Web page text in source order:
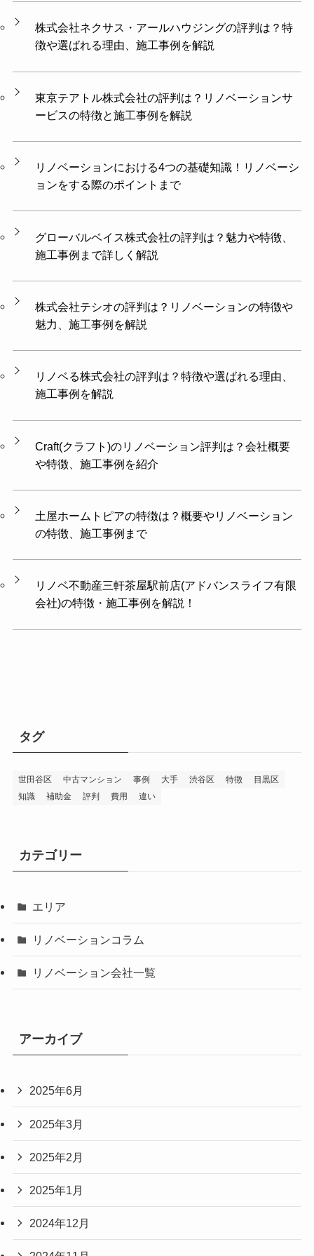
株式会社ネクサス・アールハウジングの評判は？特
徴や選ばれる理由、施工事例を解説
東京テアトル株式会社の評判は？リノベーションサ
ービスの特徴と施工事例を解説
リノベーションにおける4つの基礎知識！リノベーシ
ョンをする際のポイントまで
グローバルベイス株式会社の評判は？魅力や特徴、
施工事例まで詳しく解説
株式会社テシオの評判は？リノベーションの特徴や
魅力、施工事例を解説
リノベる株式会社の評判は？特徴や選ばれる理由、
施工事例を解説
Craft(クラフト)のリノベーション評判は？会社概要
や特徴、施工事例を紹介
土屋ホームトピアの特徴は？概要やリノベーション
の特徴、施工事例まで
リノベ不動産三軒茶屋駅前店(アドバンスライフ有限
会社)の特徴・施工事例を解説！
タグ
世田谷区 中古マンション 事例 大手 渋谷区 特徴
目黒区
知識
補助金 評判 費用 違い
カテゴリー
エリア
リノベーションコラム
リノベーション会社一覧
アーカイブ
2025年6月
2025年3月
2025年2月
2025年1月
2024年12月